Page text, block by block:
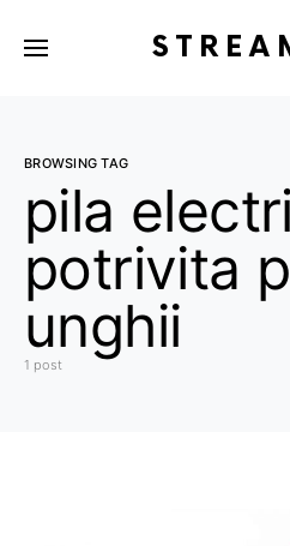
BROWSING TAG
pila
potrivita
unghii
1 post